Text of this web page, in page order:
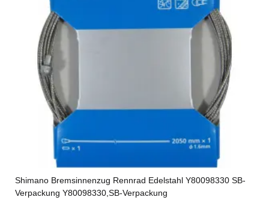
Shimano Bremsinnenzug Rennrad Edelstahl Y80098330 SB-
Verpackung Y80098330,SB-Verpackung